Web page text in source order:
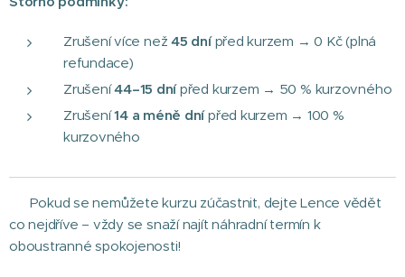
Zrušení více než45 dnípřed kurzem → 0 Kč (plná
refundace)
Zrušení44–15 dnípřed kurzem → 50 % kurzovného
Zrušení14 a méně dnípřed kurzem → 100 %
kurzovného
💡 Pokud se nemůžete kurzu zúčastnit, dejte Lence vědět
co nejdříve – vždy se snaží najít náhradní termín k
oboustranné spokojenosti!